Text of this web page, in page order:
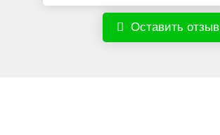
Оставить отзыв